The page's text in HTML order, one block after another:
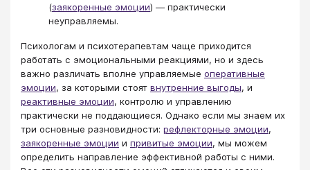
(заякоренные эмоции) — практически
неуправляемы.
Психологам и психотерапевтам чаще приходится
работать с эмоциональными реакциями, но и здесь
важно различать вполне управляемые оперативные
эмоции, за которыми стоят внутренние выгоды, и
реактивные эмоции, контролю и управлению
практически не поддающиеся. Однако если мы знаем их
три основные разновидности: рефлекторные эмоции,
заякоренные эмоции и привитые эмоции, мы можем
определить направление эффективной работы с ними.